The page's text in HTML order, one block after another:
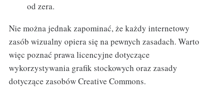
od zera.
Nie można jednak zapominać, że każdy internetowy
zasób wizualny opiera się na pewnych zasadach. Warto
więc poznać prawa licencyjne dotyczące
wykorzystywania grafik stockowych oraz zasady
dotyczące zasobów Creative Commons.